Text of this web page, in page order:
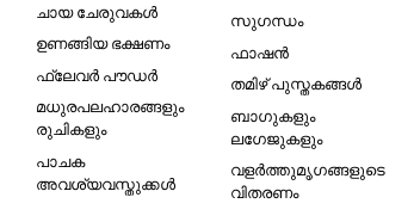
ചായ ചേരുവകൾ
ഉണങ്ങിയ ഭക്ഷണം
ഫ്ലേവർ പൗഡർ
മധുരപലഹാരങ്ങളും
രുചികളും
പാചക
അവശ്യവസ്തുക്കൾ
സുഗന്ധം
ഫാഷൻ
തമിഴ് പുസ്തകങ്ങൾ
ബാഗുകളും
ലഗേജുകളും
വളർത്തുമൃഗങ്ങളുടെ
വിതരണം